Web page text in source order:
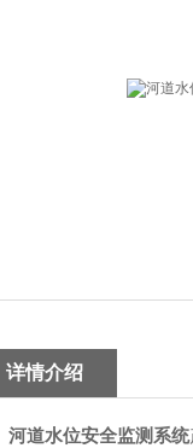
详情介绍
河道水位安全监测系统